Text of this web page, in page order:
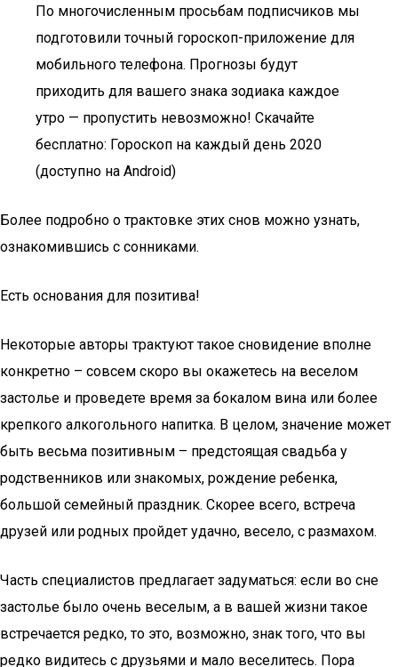
По многочисленным просьбам подписчиков мы
подготовили точный гороскоп-приложение для
мобильного телефона. Прогнозы будут
приходить для вашего знака зодиака каждое
утро — пропустить невозможно! Скачайте
бесплатно: Гороскоп на каждый день 2020
(доступно на Android)
Более подробно о трактовке этих снов можно узнать,
ознакомившись с сонниками.
Есть основания для позитива!
Некоторые авторы трактуют такое сновидение вполне
конкретно – совсем скоро вы окажетесь на веселом
застолье и проведете время за бокалом вина или более
крепкого алкогольного напитка. В целом, значение может
быть весьма позитивным – предстоящая свадьба у
родственников или знакомых, рождение ребенка,
большой семейный праздник. Скорее всего, встреча
друзей или родных пройдет удачно, весело, с размахом.
Часть специалистов предлагает задуматься: если во сне
застолье было очень веселым, а в вашей жизни такое
встречается редко, то это, возможно, знак того, что вы
редко видитесь с друзьями и мало веселитесь. Пора